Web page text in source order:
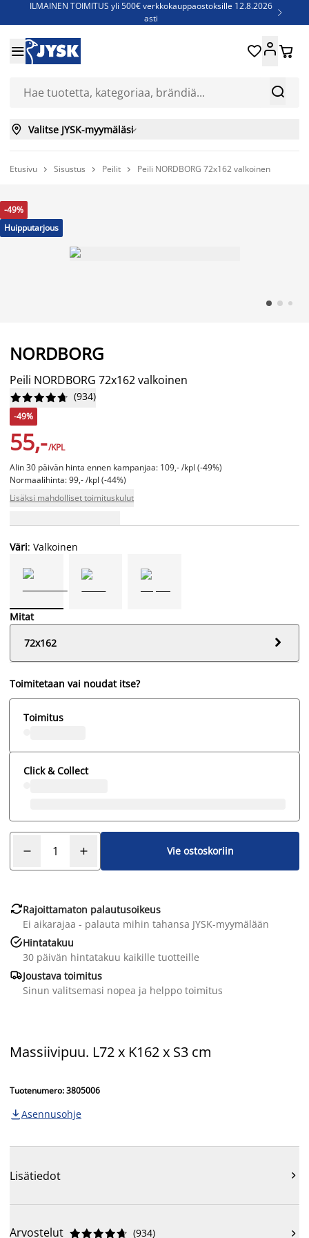
ILMAINEN TOIMITUS yli 500€ verkkokauppaostoksille 12.8.2026
asti

Jenkkisänkyjä - Säästä jopa 60%


 
 Valitse JYSK-myymäläsi
Etusivu  Sisustus  Peilit  Peili NORDBORG 72x162 valkoinen
-49%
Huipputarjous
NORDBORG
Peili NORDBORG 72x162 valkoinen





 (934)
-49%
55,-/KPL
Alin 30 päivän hinta ennen kampanjaa: 109,- /kpl (-49%)
Normaalihinta: 99,- /kpl (-44%)
Lisäksi mahdolliset toimituskulut
Väri: Valkoinen
Mitat
72x162

Toimitetaan vai noudat itse?
Toimitus
Click & Collect
Vie ostoskoriin
Rajoittamaton palautusoikeus
Ei aikarajaa - palauta mihin tahansa JYSK-myymälään
Hintatakuu
30 päivän hintatakuu kaikille tuotteille
Joustava toimitus
Sinun valitsemasi nopea ja helppo toimitus
Massiivipuu. L72 x K162 x S3 cm
Tuotenumero: 3805006
 Asennusohje
Lisätiedot 
Arvostelut 




 (934) 